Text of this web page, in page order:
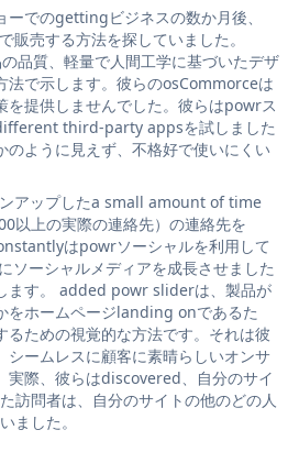
でのgettingビジネスの数か月後、
売する方法を探していました。
品質、軽量で人間工学に基づいたデザ
法で示します。彼らのosCommorceは
を提供しませんでした。彼らはpowrス
third-party appsを試しました
のように見えず、不格好で使いにくい
アップしたa small amount of time
以上の実際の連絡先）の連絡先を
はpowrソーシャルを利用して
ソーシャルメディアを成長させました
ます。 added powr sliderは、製品が
をホームページlanding onであるた
るための視覚的な方法です。それは彼
シームレスに顧客に素晴らしいオンサ
実際、彼らはdiscovered、自分のサイ
訪問者は、自分のサイトの他のどの人
ました。